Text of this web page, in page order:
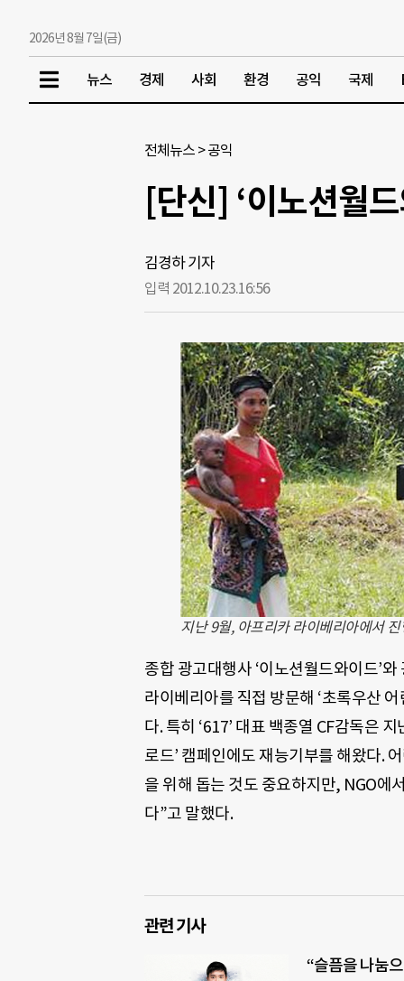
2026년 8월 7일(금)
뉴스 경제 사회 환경 공익 국제
전체뉴스 >공익
[단신] ‘이노션월
김경하 기자
입력 2012.10.23.16:56
지난 9월, 아프리카 라이베리아에서
종합 광고대행사 ‘이노션월드와이드’
라이베리아를 직접 방문해 ‘초록우산
다. 특히 ‘617’ 대표 백종열 CF감독은
로드’ 캠페인에도 재능기부를 해왔다.
을 위해 돕는 것도 중요하지만, NGO에
다”고 말했다.
관련 기사
“슬픔을 나눔